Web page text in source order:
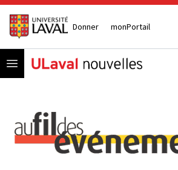
Donner monPortail
Open menu